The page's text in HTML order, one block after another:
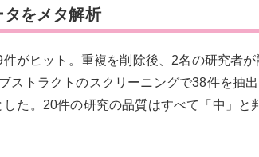
をメタ解析
がヒット。重複を削除後、2名の研究者
ストラクトのスクリーニングで38件を抽
た。20件の研究の品質はすべて「中」と